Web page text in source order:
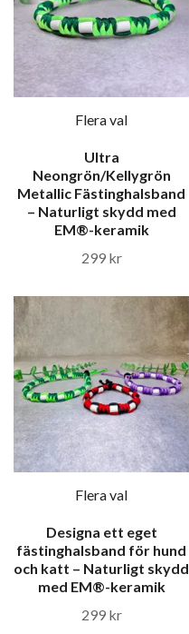
Flera val
Ultra
Neongrön/Kellygrön
Metallic Fästinghalsband
– Naturligt skydd med
EM®-keramik
299 kr
Flera val
Designa ett eget
fästinghalsband för hund
och katt – Naturligt skydd
med EM®-keramik
299 kr